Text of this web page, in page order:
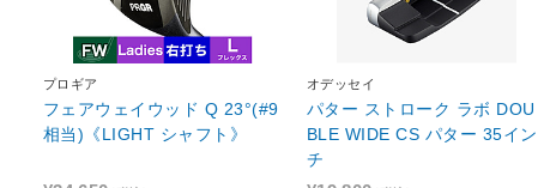
プロギア
フェアウェイウッド Q 23°(#9
相当)《LIGHT シャフト》
オデッセイ
パター ストローク ラボ DOU
BLE WIDE CS パター 35イン
チ